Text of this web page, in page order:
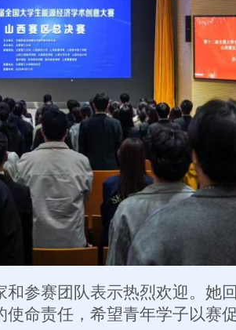
参赛团队表示热烈欢迎。她
命责任，希望青年学子以赛